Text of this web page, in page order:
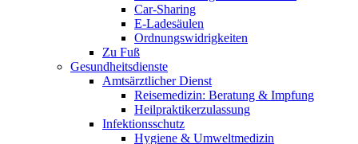
Car-Sharing
E-Ladesäulen
Ordnungswidrigkeiten
Zu Fuß
Gesundheitsdienste
Amtsärztlicher Dienst
Reisemedizin: Beratung & Impfung
Heilpraktikerzulassung
Infektionsschutz
Hygiene & Umweltmedizin